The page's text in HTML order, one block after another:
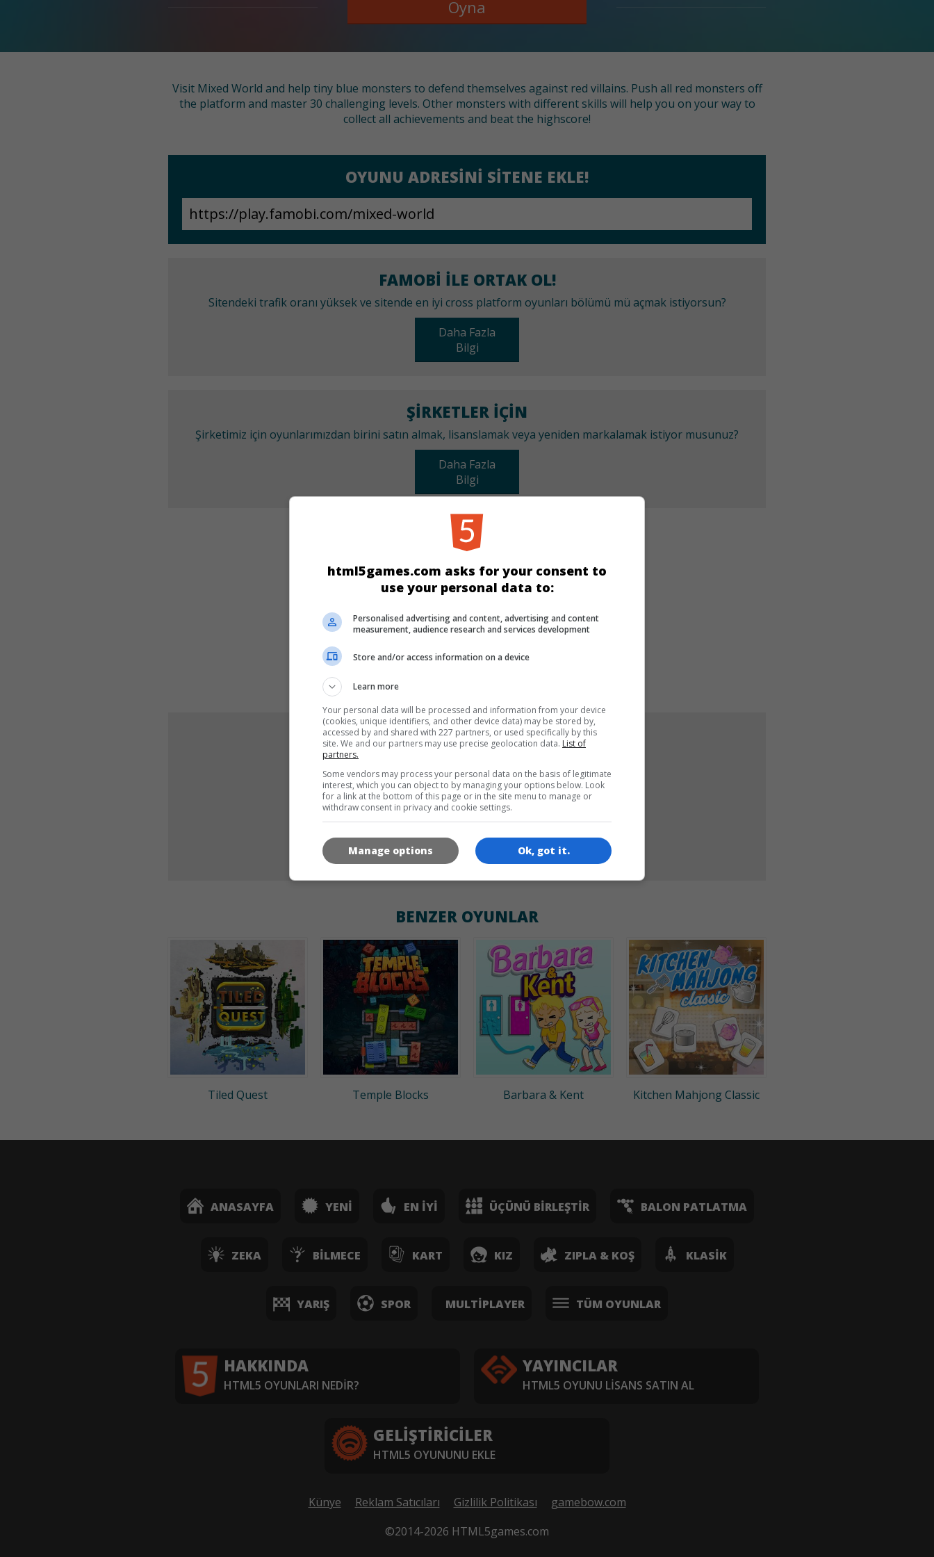
Oyna
Visit Mixed World and help tiny blue monsters to defend themselves against red villains. Push all red monsters off
the platform and master 30 challenging levels. Other monsters with different skills will help you on your way to
collect all achievements and beat the highscore!
OYUNU ADRESINI SITENE EKLE!
FAMOBI ILE ORTAK OL!
Sitendeki trafik oranı yüksek ve sitende en iyi cross platform oyunları bölümü mü açmak istiyorsun?
Daha Fazla
Bilgi
ŞIRKETLER IÇIN
Şirketimiz için oyunlarımızdan birini satın almak, lisanslamak veya yeniden markalamak istiyor musunuz?
Daha Fazla
Bilgi
KATEGORILER
Zeka
DILLER
OYUN RESIMLERI
180x180 120x120
BENZER OYUNLAR
Tiled Quest Temple Blocks Barbara & Kent Kitchen Mahjong Classic
ANASAYFA YENI EN İYI ÜÇÜNÜ BIRLEŞTIR BALON PATLATMA
ZEKA BILMECE KART KIZ ZIPLA & KOŞ KLASIK
YARIŞ SPOR MULTIPLAYER TÜM OYUNLAR
HAKKINDA
HTML5 OYUNLARI NEDIR?
YAYINCILAR
HTML5 OYUNU LISANS SATIN AL
GELIŞTIRICILER
HTML5 OYUNUNU EKLE
Künye Reklam Satıcıları Gizlilik Politikası
gamebow.com
©2014-2026 HTML5games.com
html5games.com asks for your consent to
use your personal data to:
Personalised advertising and content, advertising and content
measurement, audience research and services development
Store and/or access information on a device
Learn more
Your personal data will be processed and information from your device
(cookies, unique identifiers, and other device data) may be stored by,
accessed by and shared with 227 partners, or used specifically by this
site. We and our partners may use precise geolocation data. List of
partners.
Some vendors may process your personal data on the basis of legitimate
interest, which you can object to by managing your options below. Look
for a link at the bottom of this page or in the site menu to manage or
withdraw consent in privacy and cookie settings.
Ok, got it.
Manage options